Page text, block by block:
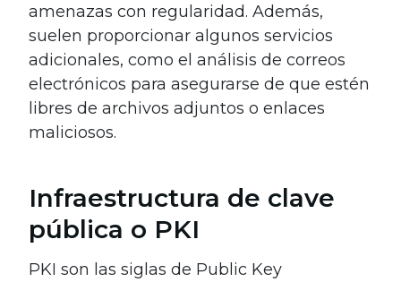
amenazas con regularidad. Además,
suelen proporcionar algunos servicios
adicionales, como el análisis de correos
electrónicos para asegurarse de que estén
libres de archivos adjuntos o enlaces
maliciosos.
Infraestructura de clave
pública o PKI
PKI son las siglas de Public Key